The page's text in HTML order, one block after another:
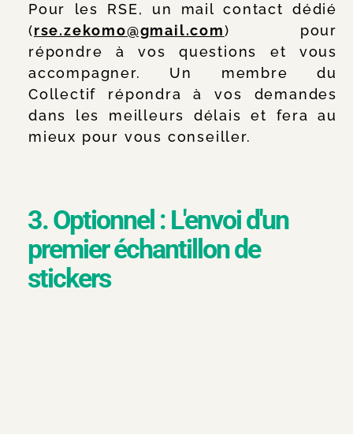
Pour les RSE, un mail contact dédié
(rse.zekomo@gmail.com) pour
répondre à vos questions et vous
accompagner. Un membre du
Collectif répondra à vos demandes
dans les meilleurs délais et fera au
mieux pour vous conseiller.
3. Optionnel : L'envoi d'un
premier échantillon de
stickers